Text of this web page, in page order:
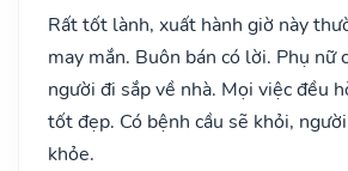
Rất tốt lành, xuất hành giờ này
may mắn. Buôn bán có lời. Phụ nữ
người đi sắp về nhà. Mọi việc đều
tốt đẹp. Có bệnh cầu sẽ khỏi,
khỏe.